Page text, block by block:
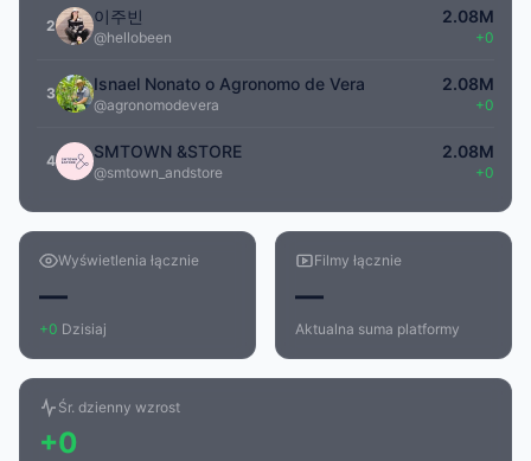
2 이주빈
@hellobeen
2.08M
+0
3 Isnael Nonato o Agronomo de Vera
@agronomodevera
2.08M
+0
4 SMTOWN &STORE
@smtown_andstore
2.08M
+0
Wyświetlenia łącznie
—
+0 Dzisiaj
Filmy łącznie
—
Aktualna suma platformy
Śr. dzienny wzrost
+0